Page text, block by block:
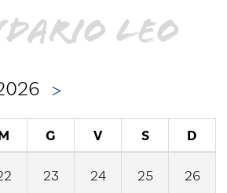
LEO
>
G V S D
23 24 25 26